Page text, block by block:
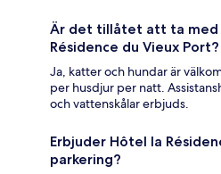
Är det tillåtet att ta med
Résidence du Vieux Port?
Ja, katter och hundar är
per husdjur per natt.
och vattenskålar erbjuds.
Erbjuder Hôtel la
parkering?